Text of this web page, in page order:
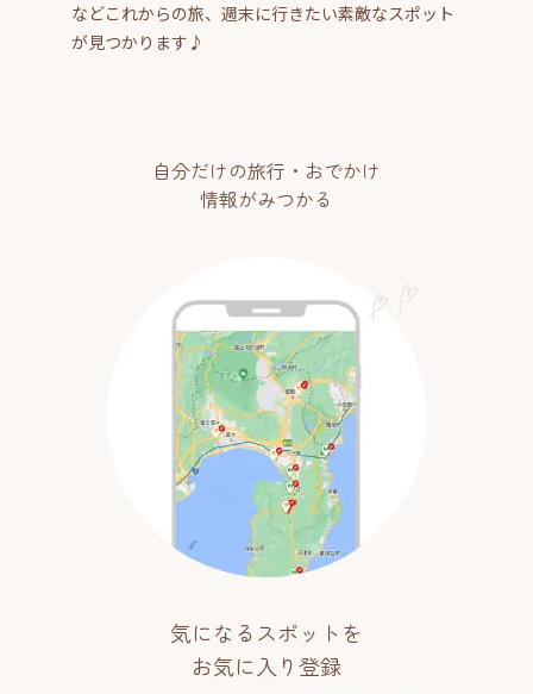
などこれからの旅、週末に行きたい素敵なスポット
が見つかります♪
自分だけの旅行・おでかけ
情報がみつかる
気になるスポットを
お気に入り登録